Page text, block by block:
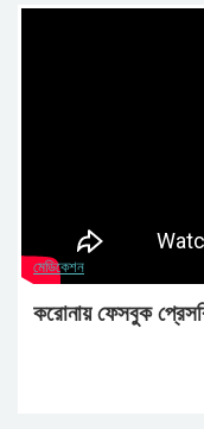
মেডিকেশন
করোনায় ফেসবুক